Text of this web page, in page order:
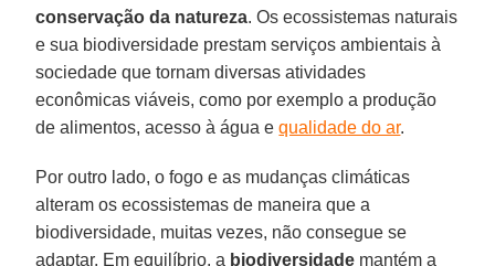
conservação da natureza. Os ecossistemas naturais
e sua biodiversidade prestam serviços ambientais à
sociedade que tornam diversas atividades
econômicas viáveis, como por exemplo a produção
de alimentos, acesso à água equalidade do ar.
Por outro lado, o fogo e as mudanças climáticas
alteram os ecossistemas de maneira que a
biodiversidade, muitas vezes, não consegue se
adaptar. Em equilíbrio, a biodiversidade mantém a